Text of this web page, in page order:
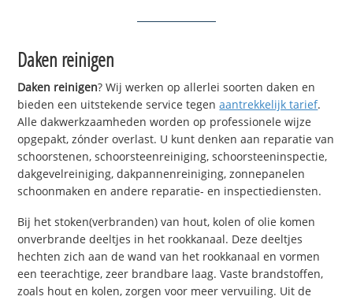
Daken reinigen
Daken reinigen? Wij werken op allerlei soorten daken en
bieden een uitstekende service tegenaantrekkelijk tarief.
Alle dakwerkzaamheden worden op professionele wijze
opgepakt, zónder overlast. U kunt denken aan reparatie van
schoorstenen, schoorsteenreiniging, schoorsteeninspectie,
dakgevelreiniging, dakpannenreiniging, zonnepanelen
schoonmaken en andere reparatie- en inspectiediensten.
Bij het stoken(verbranden) van hout, kolen of olie komen
onverbrande deeltjes in het rookkanaal. Deze deeltjes
hechten zich aan de wand van het rookkanaal en vormen
een teerachtige, zeer brandbare laag. Vaste brandstoffen,
zoals hout en kolen, zorgen voor meer vervuiling. Uit de